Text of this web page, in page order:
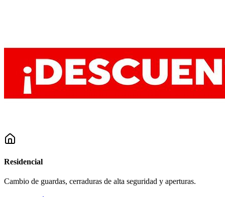
Residencial
Cambio de guardas, cerraduras de alta seguridad y aperturas.